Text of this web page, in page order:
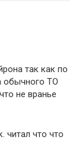
так как по
обычного ТО
не вранье
читал что что